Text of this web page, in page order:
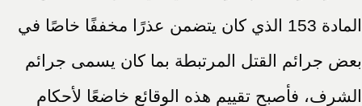
المادة 153 الذي كان يتضمن عذرًا مخففًا خاصًا في
بعض جرائم القتل المرتبطة بما كان يسمى جرائم
الشرف، فأصبح تقييم هذه الوقائع خاضعًا لأحكام